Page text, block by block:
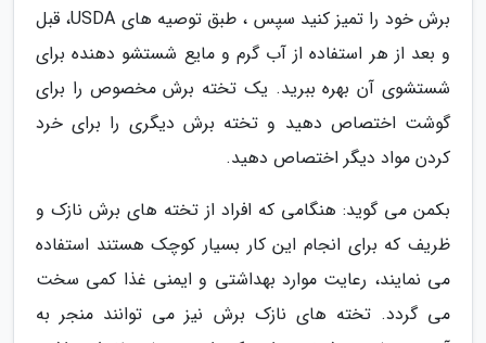
برش خود را تمیز کنید سپس ، طبق توصیه های USDA، قبل
و بعد از هر استفاده از آب گرم و مایع شستشو دهنده برای
شستشوی آن بهره ببرید. یک تخته برش مخصوص را برای
گوشت اختصاص دهید و تخته برش دیگری را برای خرد
کردن مواد دیگر اختصاص دهید.
بکمن می گوید: هنگامی که افراد از تخته های برش نازک و
ظریف که برای انجام این کار بسیار کوچک هستند استفاده
می نمایند، رعایت موارد بهداشتی و ایمنی غذا کمی سخت
می گردد. تخته های نازک برش نیز می توانند منجر به